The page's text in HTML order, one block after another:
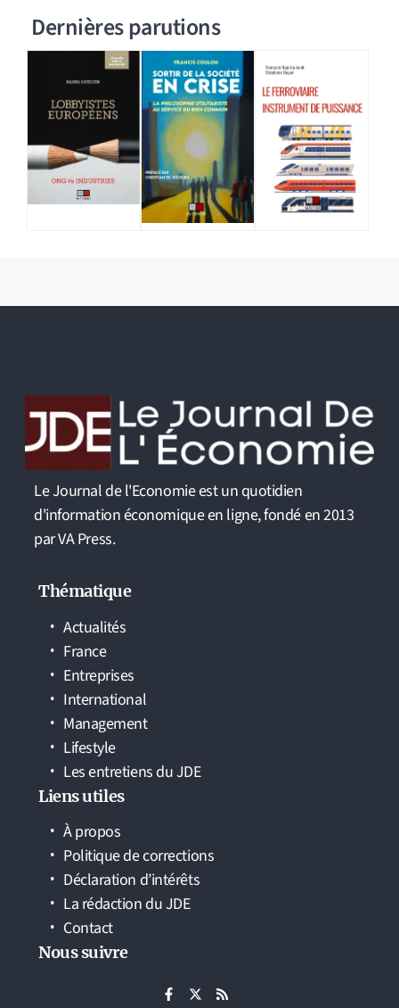
Dernières parutions
Le Journal de l'Economie est un quotidien
d'information économique en ligne, fondé en 2013
par VA Press.
Thématique
Actualités
France
Entreprises
International
Management
Lifestyle
Les entretiens du JDE
Liens utiles
À propos
Politique de corrections
Déclaration d’intérêts
La rédaction du JDE
Contact
Nous suivre